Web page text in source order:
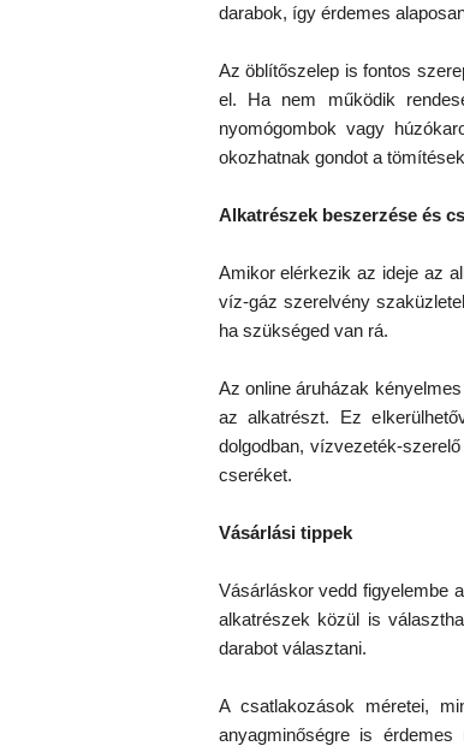
darabok, így érdemes
Az öblítőszelep is fontos
el. Ha nem működik
nyomógombok vagy
okozhatnak gondot a
Alkatrészek beszerzése és
Amikor elérkezik az ideje az
víz-gáz szerelvény
ha szükséged van rá.
Az online áruházak
az alkatrészt. Ez
dolgodban, vízvezeték-
cseréket.
Vásárlási tippek
Vásárláskor vedd figyelembe
alkatrészek közül is
darabot választani.
A csatlakozások méretei,
anyagminőségre is